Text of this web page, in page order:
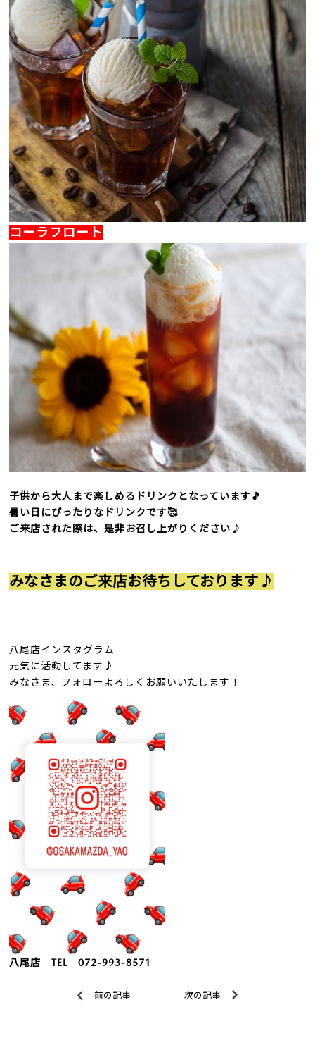
コーラフロート
子供から大人まで楽しめるドリンクとなっています🎵
暑い日にぴったりなドリンクです🥰
ご来店された際は、 是非お召し上がりください♪
みなさまのご来店お待ちしております♪
八尾店インスタグラム
元気に活動してます♪
みなさま、フォローよろしくお願いいたします！
八尾店 TEL 072-993-8571
前の記事 次の記事